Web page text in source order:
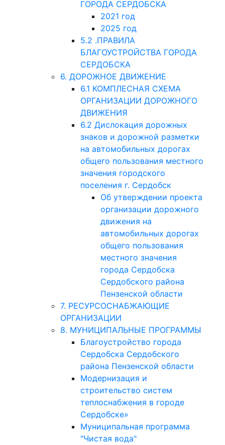
ГОРОДА СЕРДОБСКА
2021 год
2025 год
5.2 .ПРАВИЛА
БЛАГОУСТРОЙСТВА ГОРОДА
СЕРДОБСКА
6. ДОРОЖНОЕ ДВИЖЕНИЕ
6.1 КОМПЛЕСНАЯ СХЕМА
ОРГАНИЗАЦИИ ДОРОЖНОГО
ДВИЖЕНИЯ
6.2 Дислокация дорожных
знаков и дорожной разметки
на автомобильных дорогах
общего пользования местного
значения городского
поселения г. Сердобск
Об утверждении проекта
организации дорожного
движения на
автомобильных дорогах
общего пользования
местного значения
города Сердобска
Сердобского района
Пензенской области
7. РЕСУРСОСНАБЖАЮЩИЕ
ОРГАНИЗАЦИИ
8. МУНИЦИПАЛЬНЫЕ ПРОГРАММЫ
Благоустройство города
Сердобска Сердобского
района Пензенской области
Модернизация и
строительство систем
теплоснабжения в городе
Сердобске»
Муниципальная программа
"Чистая вода"